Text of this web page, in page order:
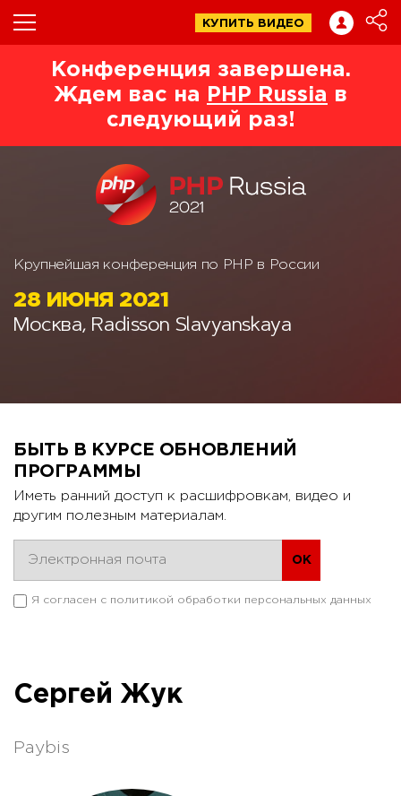
КУПИТЬ ВИДЕО
Конференция завершена.
Ждем вас на
PHP Russia в
следующий раз!
Крупнейшая конференция по PHP в России
28 ИЮНЯ 2021
Москва, Radisson Slavyanskaya
Сергей Жук
Paybis
БЫТЬ В КУРСЕ ОБНОВЛЕНИЙ
ПРОГРАММЫ
Иметь ранний доступ к расшифровкам, видео и
другим полезным материалам.
Я согласен с политикой обработки персональных данных